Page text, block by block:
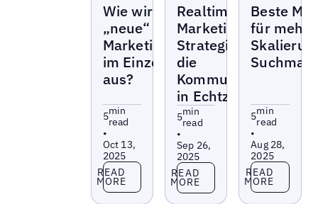
Wie wirkt sich die
„neue“ Suche auf
Marketingstrategien
im Einzelhandel
aus?
5min
read
•
Oct 13,
2025
Read more
READ
MORE
Realtime-
Marketing:
Strategien für
die
Kommunikation
in Echtzeit
5min
read
•
Sep 26,
2025
Read more
READ
MORE
Beste
für
5min
read
•
Aug 28,
2025
Read more
READ
MORE